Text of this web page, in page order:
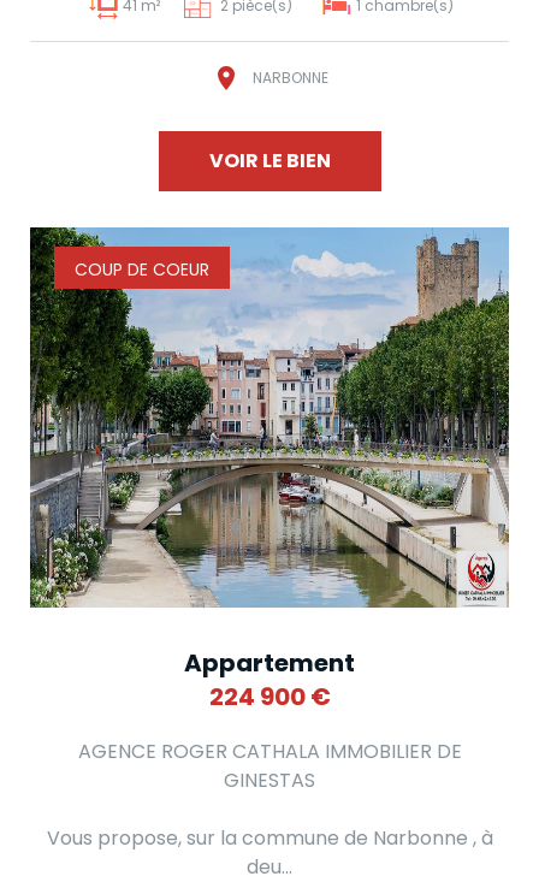
41 m² 2 pièce(s) 1 chambre(s)
NARBONNE
VOIR LE BIEN
COUP DE COEUR
Appartement
224 900€
AGENCE ROGER CATHALA IMMOBILIER DE
GINESTAS
Vous propose, sur la commune de Narbonne , à
deu...